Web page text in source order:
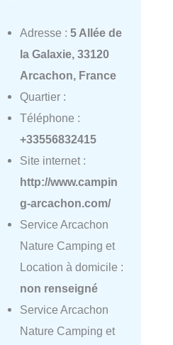
Adresse : 5 Allée de
la Galaxie, 33120
Arcachon, France
Quartier :
Téléphone :
+33556832415
Site internet :
http://www.campin
g-arcachon.com/
Service Arcachon
Nature Camping et
Location à domicile :
non renseigné
Service Arcachon
Nature Camping et